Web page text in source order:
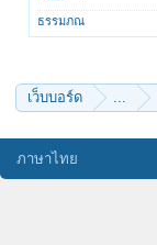
ธรรมภณ
เว็บบอร์ด ...
ภาษาไทย